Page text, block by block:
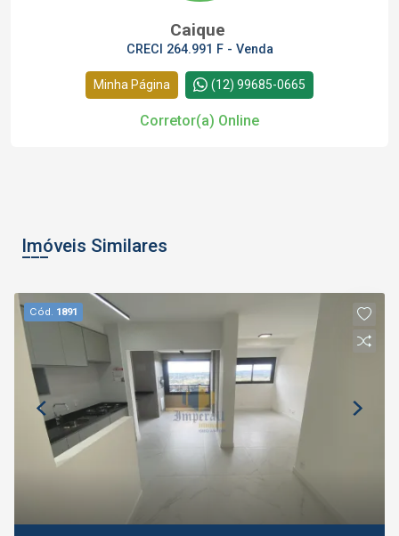
Caique
CRECI 264.991 F - Venda
Minha Página (12) 99685-0665
Corretor(a) Online
Imóveis Similares
Cód. 1891